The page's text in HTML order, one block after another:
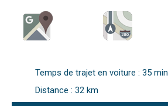
Temps de trajet en voiture : 35 min
Distance : 32 km